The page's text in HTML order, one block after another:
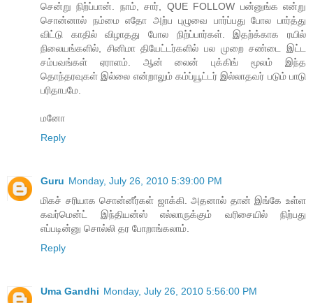
சென்று நிற்ப்பான். நாம், சார், QUE FOLLOW பன்னுங்க என்று
சொன்னால் நம்மை எதோ அற்ப புழுவை பார்ப்பது போல பார்த்து
விட்டு காதில் விழாதது போல நிற்ப்பார்கள். இதற்க்காக ரயில்
நிலையங்களில், சினிமா தியேட்டர்களில் பல முறை சண்டை இட்ட
சம்பவங்கள் ஏராளம். ஆன் லைன் புக்கிங் மூலம் இந்த
தொந்தரவுகள் இல்லை என்றாலும் கம்ப்யூட்டர் இல்லாதவர் படும் பாடு
பரிதாபமே.
மனோ
Reply
Guru Monday, July 26, 2010 5:39:00 PM
மிகச் சரியாக சொன்னீர்கள் ஜாக்கி. அதனால் தான் இங்கே உள்ள
கவர்மென்ட் இந்தியன்ஸ் எல்லாருக்கும் வரிசையில் நிற்பது
எப்படின்னு சொல்லி தர போறாங்கலாம்.
Reply
Uma Gandhi Monday, July 26, 2010 5:56:00 PM